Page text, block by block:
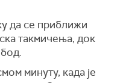
да се приближи
такмичења, док
минуту, када је